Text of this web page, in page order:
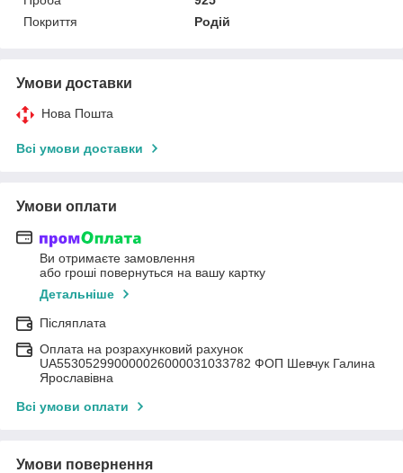
Покриття
Родій
Умови доставки
Нова Пошта
Всі умови доставки
Умови оплати
Ви отримаєте замовлення
або гроші повернуться на вашу картку
Детальніше
Післяплата
Оплата на розрахунковий рахунок
UA553052990000026000031033782 ФОП Шевчук Галина
Ярославівна
Всі умови оплати
Умови повернення